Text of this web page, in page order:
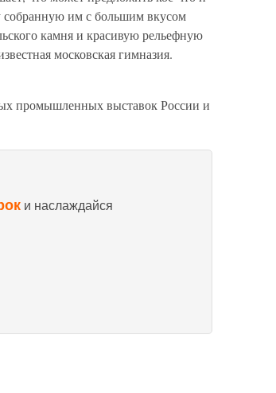
собранную им с большим вкусом
камня и красивую рельефную
московская гимназия.
промышленных выставок России и
и наслаждайся